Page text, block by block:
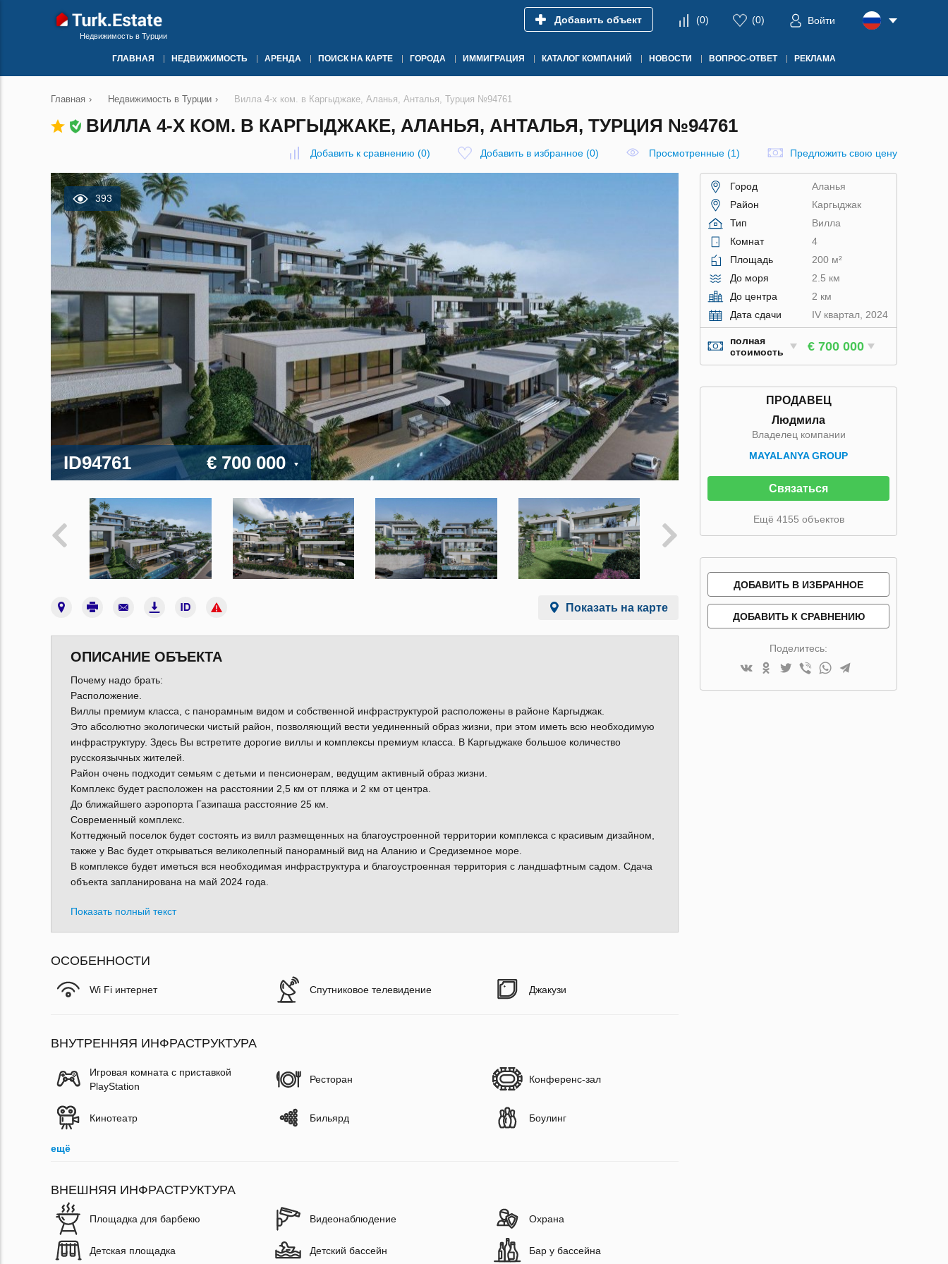
Недвижимость в Турции
Добавить объект (0) (0) Войти
ГЛАВНАЯ НЕДВИЖИМОСТЬ АРЕНДА ПОИСК НА КАРТЕ ГОРОДА ИММИГРАЦИЯ КАТАЛОГ КОМПАНИЙ НОВОСТИ ВОПРОС-ОТВЕТ РЕКЛАМА
Главная › Недвижимость в Турции › Вилла 4-х ком. в Каргыджаке, Аланья, Анталья, Турция №94761
ВИЛЛА 4-Х КОМ. В КАРГЫДЖАКЕ, АЛАНЬЯ, АНТАЛЬЯ, ТУРЦИЯ №94761
Добавить к сравнению (0) Добавить в избранное (0) Просмотренные (1) Предложить свою цену
393
ID94761 € 700 000
Показать на карте
ОПИСАНИЕ ОБЪЕКТА
Почему надо брать:
Расположение.
Виллы премиум класса, с панорамным видом и собственной инфраструктурой расположены в районе Каргыджак.
Это абсолютно экологически чистый район, позволяющий вести уединенный образ жизни, при этом иметь всю необходимую
инфраструктуру. Здесь Вы встретите дорогие виллы и комплексы премиум класса. В Каргыджаке большое количество
русскоязычных жителей.
Район очень подходит семьям с детьми и пенсионерам, ведущим активный образ жизни.
Комплекс будет расположен на расстоянии 2,5 км от пляжа и 2 км от центра.
До ближайшего аэропорта Газипаша расстояние 25 км.
Современный комплекс.
Коттеджный поселок будет состоять из вилл размещенных на благоустроенной территории комплекса с красивым дизайном,
также у Вас будет открываться великолепный панорамный вид на Аланию и Средиземное море.
В комплексе будет иметься вся необходимая инфраструктура и благоустроенная территория с ландшафтным садом. Сдача
объекта запланирована на май 2024 года.
Показать полный текст
ОСОБЕННОСТИ
Wi Fi интернет Спутниковое телевидение Джакузи
ВНУТРЕННЯЯ ИНФРАСТРУКТУРА
Игровая комната с приставкой
PlayStation
Ресторан Конференс-зал
Кинотеатр Бильярд Боулинг
ещё
ВНЕШНЯЯ ИНФРАСТРУКТУРА
Площадка для барбекю Видеонаблюдение Охрана
Детская площадка Детский бассейн Бар у бассейна
Город
Аланья
Район
Каргыджак
Тип
Вилла
Комнат
4
Площадь
200 м²
До моря
2.5 км
До центра
2 км
Дата сдачи
IV квартал, 2024
полная
стоимость
€ 700 000
ПРОДАВЕЦ
Людмила
Владелец компании
MAYALANYA GROUP
Связаться
Ещё 4155 объектов
ДОБАВИТЬ В ИЗБРАННОЕ
ДОБАВИТЬ К СРАВНЕНИЮ
Поделитесь: